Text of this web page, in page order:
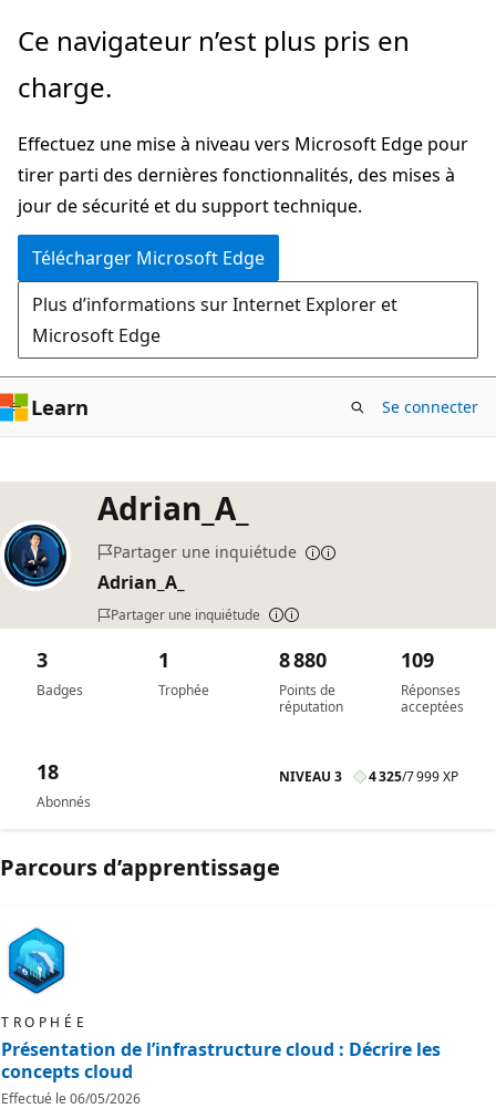
Passer
directement
au
principal
Ce navigateur n’est plus pris en
charge.
Effectuez une mise à niveau vers Microsoft Edge pour
tirer parti des dernières fonctionnalités, des mises à
jour de sécurité et du support technique.
Télécharger Microsoft Edge
Plus d’informations sur Internet Explorer et
Microsoft Edge
Learn Se connecter
Adrian_A_
Partager une inquiétude
Adrian_A_
Partager une inquiétude
Badges
3
Trophée
1
Points de
réputation
8 880
Réponses
acceptées
109
Abonnés
18 NIVEAU 3 4 325/7 999 XP
Parcours d’apprentissage
TROPHÉE
Présentation de l’infrastructure cloud : Décrire les
concepts cloud
Effectué le06/05/2026